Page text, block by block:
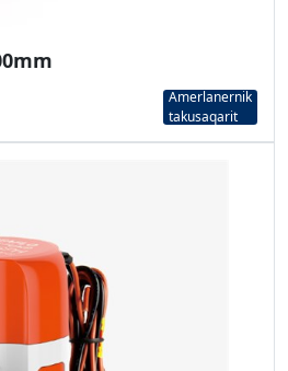
Amerlanernik
takusaqarit